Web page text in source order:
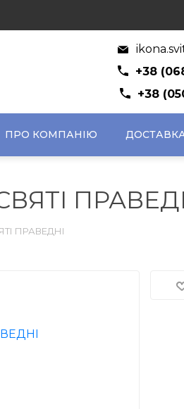
+38
+38
ПРО КОМПАНІЮ
ПРАВЕДНІ